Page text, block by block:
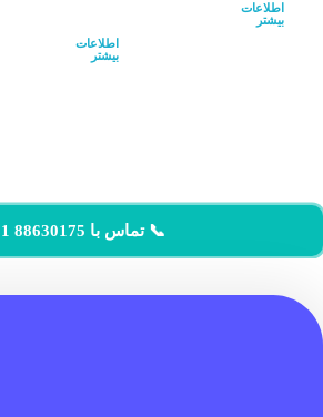
اطلاعات
بیشتر
اطلاعات
بیشتر
📞 تماس با 88630175 021